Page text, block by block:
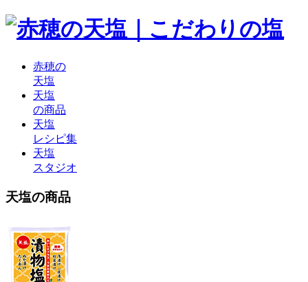
赤穂の
天塩
天塩
の商品
天塩
レシピ集
天塩
スタジオ
天塩の商品